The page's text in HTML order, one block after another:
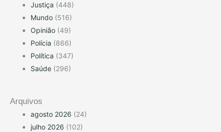
Justiça (448)
Mundo (516)
Opinião (49)
Polícia (866)
Política (347)
Saúde (296)
Arquivos
agosto 2026 (24)
julho 2026 (102)